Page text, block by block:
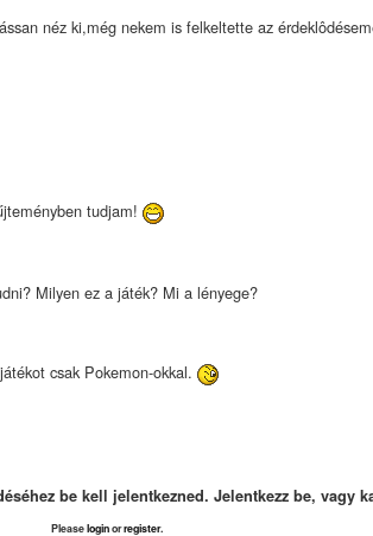
néz ki,még nekem is felkeltette az
tudjam!
Milyen ez a játék? Mi a lényege?
csak Pokemon-okkal.
be kell jelentkezned. Jelentkezz be, vagy
Pleaseloginorregister.